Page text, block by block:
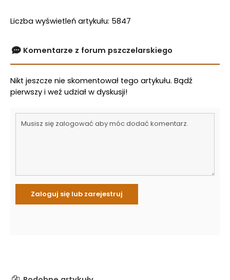
Liczba wyświetleń artykułu: 5847
Komentarze z forum pszczelarskiego
Nikt jeszcze nie skomentował tego artykułu. Bądź
pierwszy i weź udział w dyskusji!